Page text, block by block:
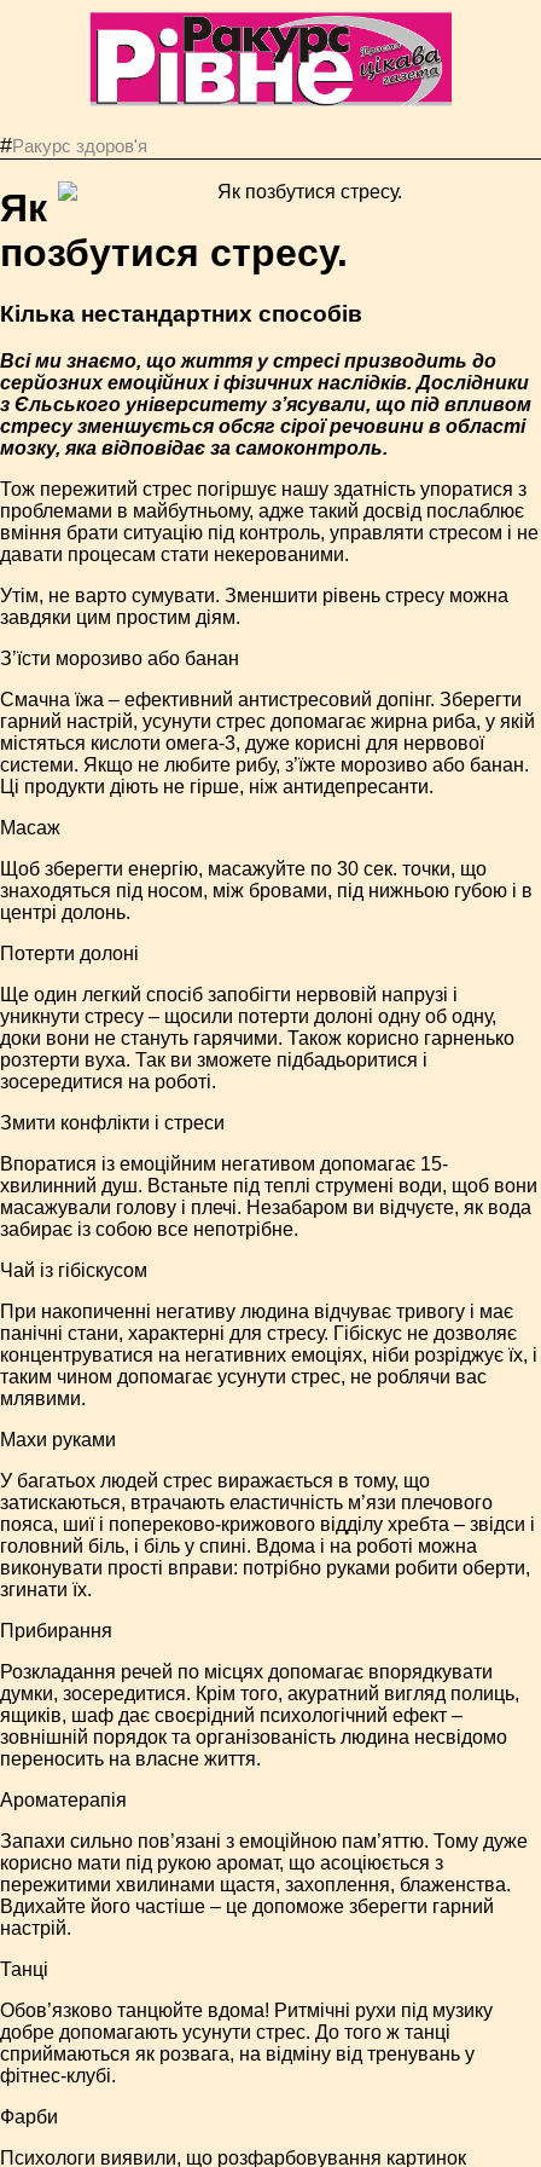
#Ракурс здоров'я
Як
позбутися стресу.
Кілька нестандартних способів
Всі ми знаємо, що життя у стресі призводить до
серйозних емоційних і фізичних наслідків. Дослідники
з Єльського університету з’ясували, що під впливом
стресу зменшується обсяг сірої речовини в області
мозку, яка відповідає за самоконтроль.
Тож пережитий стрес погіршує нашу здатність упоратися з
проблемами в майбутньому, адже такий досвід послаблює
вміння брати ситуацію під контроль, управляти стресом і не
давати процесам стати некерованими.
Утім, не варто сумувати. Зменшити рівень стресу можна
завдяки цим простим діям.
З’їсти морозиво або банан
Смачна їжа – ефективний антистресовий допінг. Зберегти
гарний настрій, усунути стрес допомагає жирна риба, у якій
містяться кислоти омега-3, дуже корисні для нервової
системи. Якщо не любите рибу, з’їжте морозиво або банан.
Ці продукти діють не гірше, ніж антидепресанти.
Масаж
Щоб зберегти енергію, масажуйте по 30 сек. точки, що
знаходяться під носом, між бровами, під нижньою губою і в
центрі долонь.
Потерти долоні
Ще один легкий спосіб запобігти нервовій напрузі і
уникнути стресу – щосили потерти долоні одну об одну,
доки вони не стануть гарячими. Також корисно гарненько
розтерти вуха. Так ви зможете підбадьоритися і
зосередитися на роботі.
Змити конфлікти і стреси
Впоратися із емоційним негативом допомагає 15-
хвилинний душ. Встаньте під теплі струмені води, щоб вони
масажували голову і плечі. Незабаром ви відчуєте, як вода
забирає із собою все непотрібне.
Чай із гібіскусом
При накопиченні негативу людина відчуває тривогу і має
панічні стани, характерні для стресу. Гібіскус не дозволяє
концентруватися на негативних емоціях, ніби розріджує їх, і
таким чином допомагає усунути стрес, не роблячи вас
млявими.
Махи руками
У багатьох людей стрес виражається в тому, що
затискаються, втрачають еластичність м’язи плечового
пояса, шиї і попереково-крижового відділу хребта – звідси і
головний біль, і біль у спині. Вдома і на роботі можна
виконувати прості вправи: потрібно руками робити оберти,
згинати їх.
Прибирання
Розкладання речей по місцях допомагає впорядкувати
думки, зосередитися. Крім того, акуратний вигляд полиць,
ящиків, шаф дає своєрідний психологічний ефект –
зовнішній порядок та організованість людина несвідомо
переносить на власне життя.
Ароматерапія
Запахи сильно пов’язані з емоційною пам’яттю. Тому дуже
корисно мати під рукою аромат, що асоціюється з
пережитими хвилинами щастя, захоплення, блаженства.
Вдихайте його частіше – це допоможе зберегти гарний
настрій.
Танці
Обов’язково танцюйте вдома! Ритмічні рухи під музику
добре допомагають усунути стрес. До того ж танці
сприймаються як розвага, на відміну від тренувань у
фітнес-клубі.
Фарби
Психологи виявили, що розфарбовування картинок